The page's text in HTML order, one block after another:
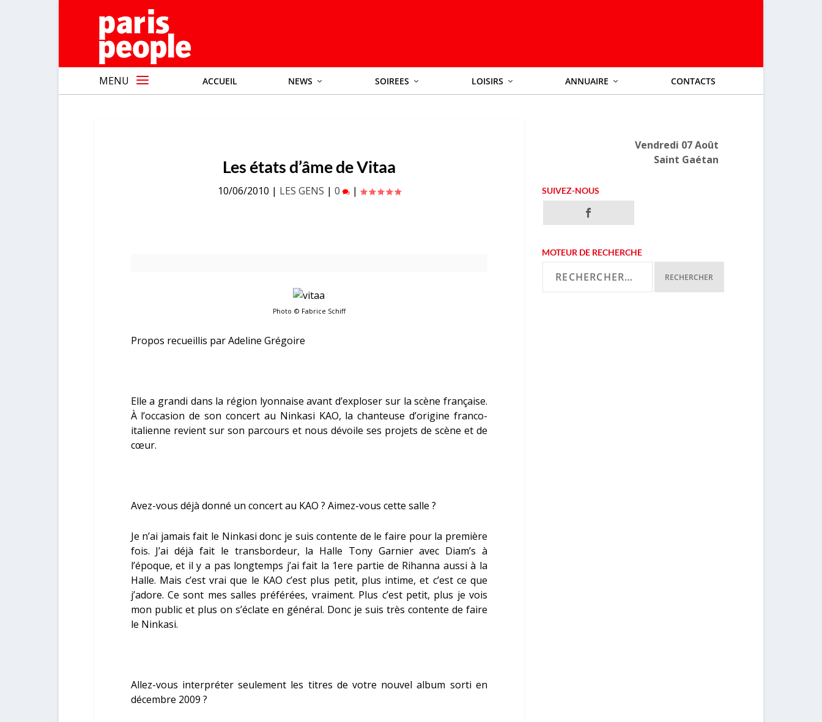
MENU ACCUEIL NEWS SOIREES LOISIRS ANNUAIRE CONTACTS
Les états d’âme de Vitaa
10/06/2010 | LES GENS | 0 |
Photo © Fabrice Schiff
Propos recueillis par Adeline Grégoire
Elle a grandi dans la région lyonnaise avant d’exploser sur la scène française.
À l’occasion de son concert au Ninkasi KAO, la chanteuse d’origine franco-
italienne revient sur son parcours et nous dévoile ses projets de scène et de
cœur.
Avez-vous déjà donné un concert au KAO ? Aimez-vous cette salle ?
Je n’ai jamais fait le Ninkasi donc je suis contente de le faire pour la première
fois. J’ai déjà fait le transbordeur, la Halle Tony Garnier avec Diam’s à
l’époque, et il y a pas longtemps j’ai fait la 1ere partie de Rihanna aussi à la
Halle. Mais c’est vrai que le KAO c’est plus petit, plus intime, et c’est ce que
j’adore. Ce sont mes salles préférées, vraiment. Plus c’est petit, plus je vois
mon public et plus on s’éclate en général. Donc je suis très contente de faire
le Ninkasi.
Allez-vous interpréter seulement les titres de votre nouvel album sorti en
décembre 2009 ?
Vendredi 07 Août
Saint Gaétan
SUIVEZ-NOUS
MOTEUR DE RECHERCHE